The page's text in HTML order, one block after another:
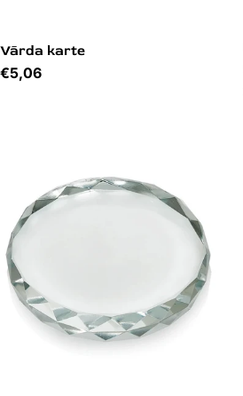
Vārda karte
Cena
€5,06